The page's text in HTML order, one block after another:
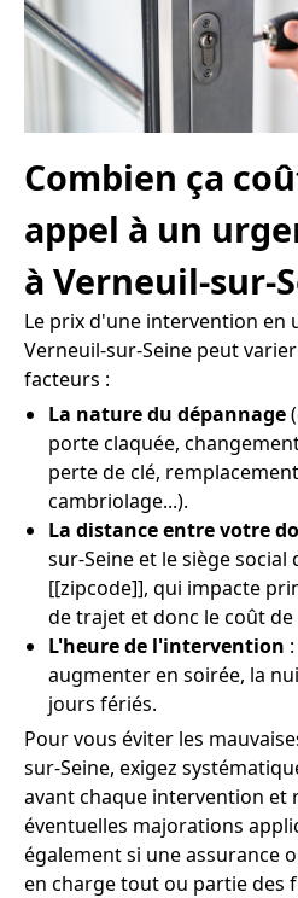
Combien ça
appel à un
à Verneuil-sur-
Le prix d'une intervention en
Verneuil-sur-Seine peut
facteurs :
La nature du dépannage
porte claquée,
perte de clé,
cambriolage...).
La distance entre votre
sur-Seine et le siège
[[zipcode]], qui impacte
de trajet et donc le coût
L'heure de l'intervention
augmenter en soirée, la
jours fériés.
Pour vous éviter les
sur-Seine, exigez
avant chaque intervention et
éventuelles majorations
également si une assurance
en charge tout ou partie des